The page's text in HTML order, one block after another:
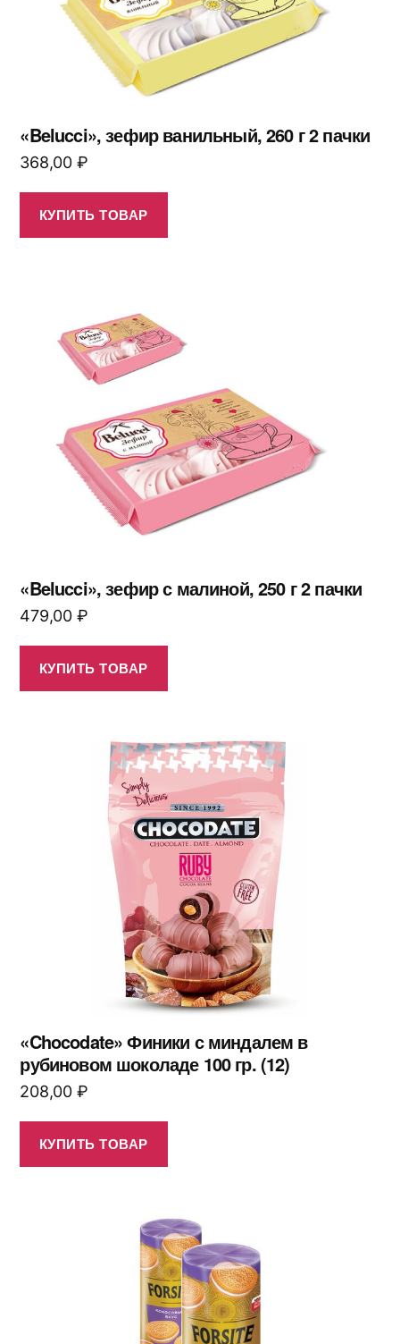
«Belucci», зефир ванильный, 260 г 2 пачки
368,00 ₽
КУПИТЬ ТОВАР
«Belucci», зефир с малиной, 250 г 2 пачки
479,00 ₽
КУПИТЬ ТОВАР
«Chocodate» Финики с миндалем в
рубиновом шоколаде 100 гр. (12)
208,00 ₽
КУПИТЬ ТОВАР